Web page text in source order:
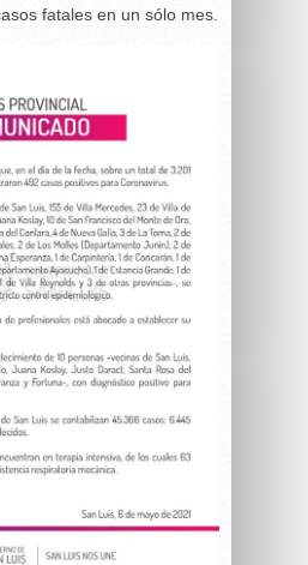
fatales en un sólo mes.